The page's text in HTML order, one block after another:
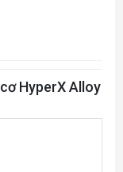
HyperX Alloy